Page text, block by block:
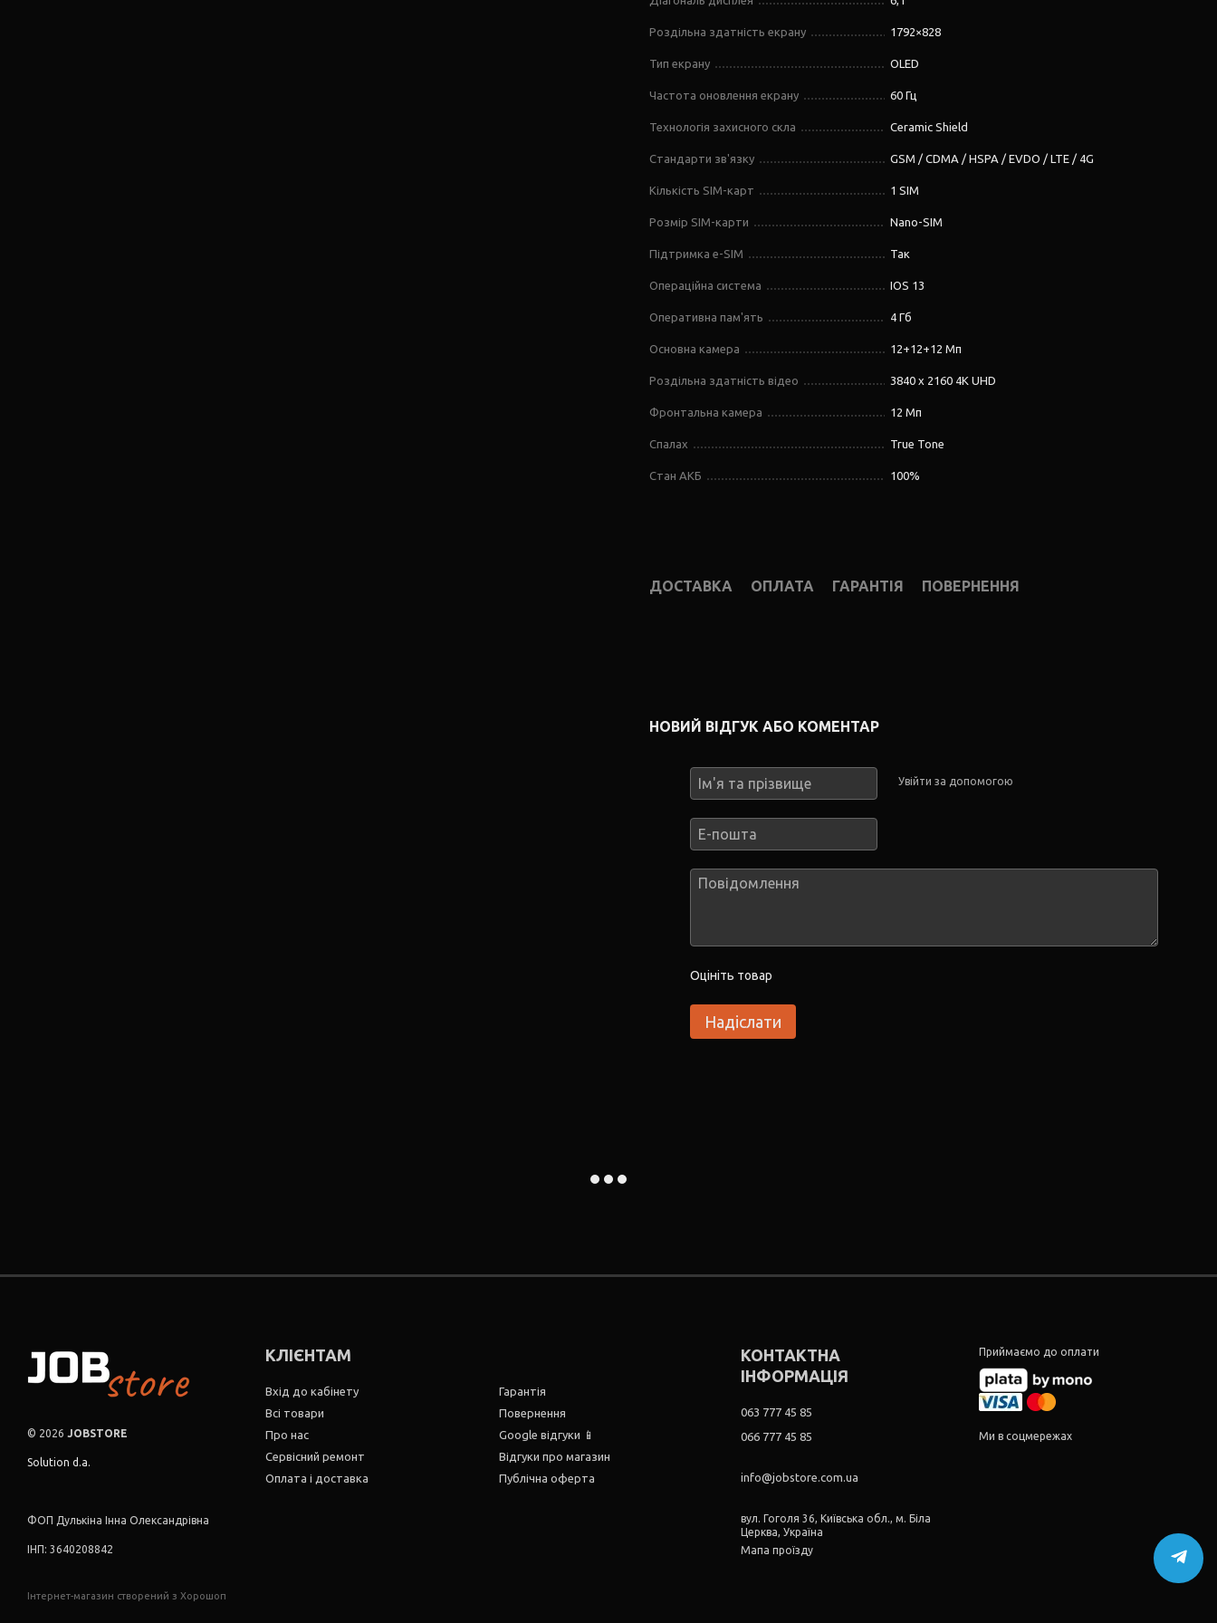
Роздільна здатність екрану 1792×828
Тип екрану OLED
Частота оновлення екрану 60 Гц
Технологія захисного скла Ceramic Shield
Стандарти зв'язку GSM / CDMA / HSPA / EVDO / LTE / 4G
Кількість SIM-карт 1 SIM
Розмір SIM-карти Nano-SIM
Підтримка e-SIM Так
Операційна система IOS 13
Оперативна пам'ять 4 Гб
Основна камера 12+12+12 Мп
Роздільна здатність відео 3840 x 2160 4K UHD
Фронтальна камера 12 Мп
Спалах True Tone
Стан АКБ 100%
ДОСТАВКА ОПЛАТА ГАРАНТІЯ ПОВЕРНЕННЯ
НОВИЙ ВІДГУК АБО КОМЕНТАР
Увійти за допомогою
Оцініть товар
Надіслати
© 2026 JOBSTORE
Solution d.a.
ФОП Дулькіна Інна Олександрівна
ІНП: 3640208842
Інтернет-магазин створений з Хорошоп
КЛІЄНТАМ
Вхід до кабінету
Всі товари
Про нас
Сервісний ремонт
Оплата і доставка
Гарантія
Повернення
Google відгуки 📱
Відгуки про магазин
Публічна оферта
КОНТАКТНА
ІНФОРМАЦІЯ
063 777 45 85
066 777 45 85
info@jobstore.com.ua
вул. Гоголя 36, Київська обл., м. Біла
Церква, Україна
Мапа проїзду
Приймаємо до оплати
Ми в соцмережах